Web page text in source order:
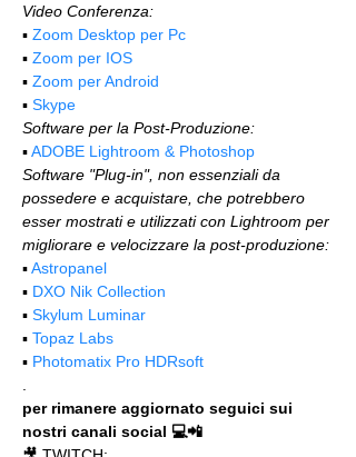
Video Conferenza:
▪️ Zoom Desktop per Pc
▪️ Zoom per IOS
▪️ Zoom per Android
▪️ Skype
Software per la Post-Produzione:
▪️ ADOBE Lightroom & Photoshop
Software "Plug-in", non essenziali da
possedere e acquistare, che potrebbero
esser mostrati e utilizzati con Lightroom per
migliorare e velocizzare la post-produzione:
▪️ Astropanel
▪️ DXO Nik Collection
▪️ Skylum Luminar
▪️ Topaz Labs
▪️ Photomatix Pro HDRsoft
per rimanere aggiornato seguici sui
nostri canali social 💻📲